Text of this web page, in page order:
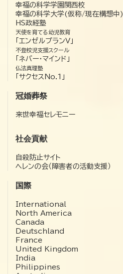
幸福の科学学園関西校
幸福の科学大学(仮称/現在構想中)
HS政経塾
天使を育てる幼児教育
「エンゼルプランV」
不登校児支援スクール
「ネバー・マインド」
仏法真理塾
「サクセスNo.1」
冠婚葬祭
来世幸福セレモニー
社会貢献
自殺防止サイト
ヘレンの会（障害者の活動支援）
国際
International
North America
Canada
Deutschland
France
United Kingdom
India
Philippines